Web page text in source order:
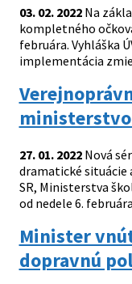
03. 02. 2022Na
kompletného
februára. Vyhláška
implementácia
27. 01. 2022Nová
dramatické situácie
SR, Ministerstva
od nedele 6.
Minister
dopravnú